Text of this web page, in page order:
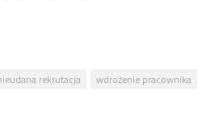
rekrutacja
wdrożenie pracownika